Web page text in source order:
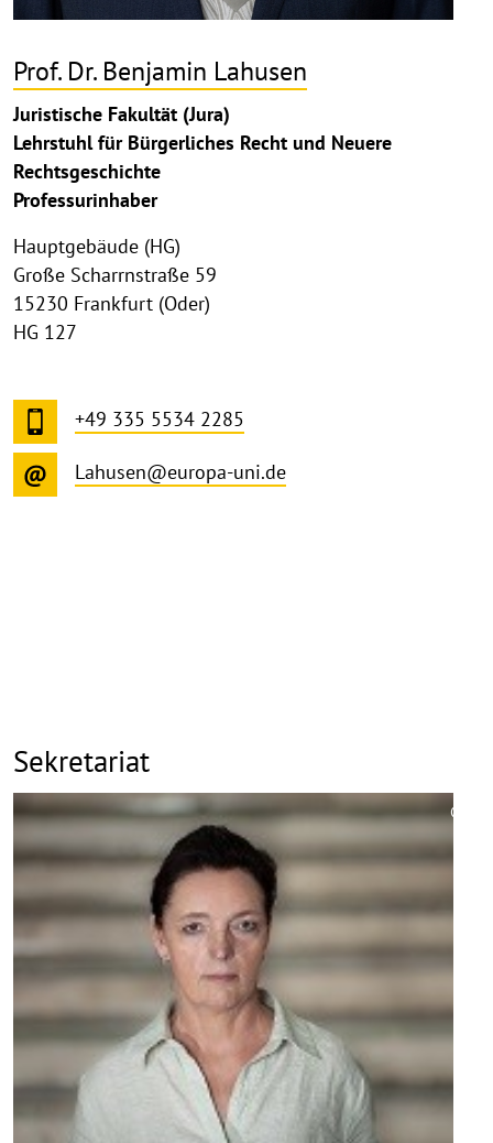
Prof. Dr. Benjamin Lahusen
Juristische Fakultät (Jura)
Lehrstuhl für Bürgerliches Recht und Neuere
Rechtsgeschichte
Professurinhaber
Hauptgebäude (HG)
Große Scharrnstraße 59
15230 Frankfurt (Oder)
HG 127
+49 335 5534 2285
Lahusen@europa-uni.de
Sekretariat
©